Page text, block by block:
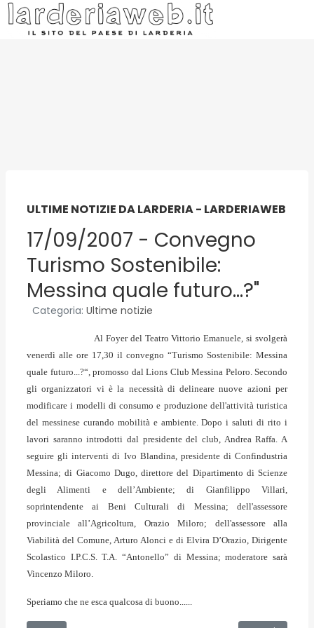
ULTIME NOTIZIE DA LARDERIA - LARDERIAWEB
17/09/2007 - Convegno
Turismo Sostenibile:
Messina quale futuro...?"
Categoria: Ultime notizie
Al Foyer del Teatro Vittorio Emanuele, si svolgerà
venerdì alle ore 17,30 il convegno “Turismo Sostenibile: Messina
quale futuro...?“, promosso dal Lions Club Messina Peloro. Secondo
gli organizzatori vi è la necessità di delineare nuove azioni per
modificare i modelli di consumo e produzione dell'attività turistica
del messinese curando mobilità e ambiente. Dopo i saluti di rito i
lavori saranno introdotti dal presidente del club, Andrea Raffa. A
seguire gli interventi di Ivo Blandina, presidente di Confindustria
Messina; di Giacomo Dugo, direttore del Dipartimento di Scienze
degli Alimenti e dell’Ambiente; di Gianfilippo Villari,
soprintendente ai Beni Culturali di Messina; dell'assessore
provinciale all’Agricoltura, Orazio Miloro; dell'assessore alla
Viabilità del Comune, Arturo Alonci e di Elvira D’Orazio, Dirigente
Scolastico I.P.C.S. T.A. “Antonello” di Messina; moderatore sarà
Vincenzo Miloro.
Speriamo che ne esca qualcosa di buono......